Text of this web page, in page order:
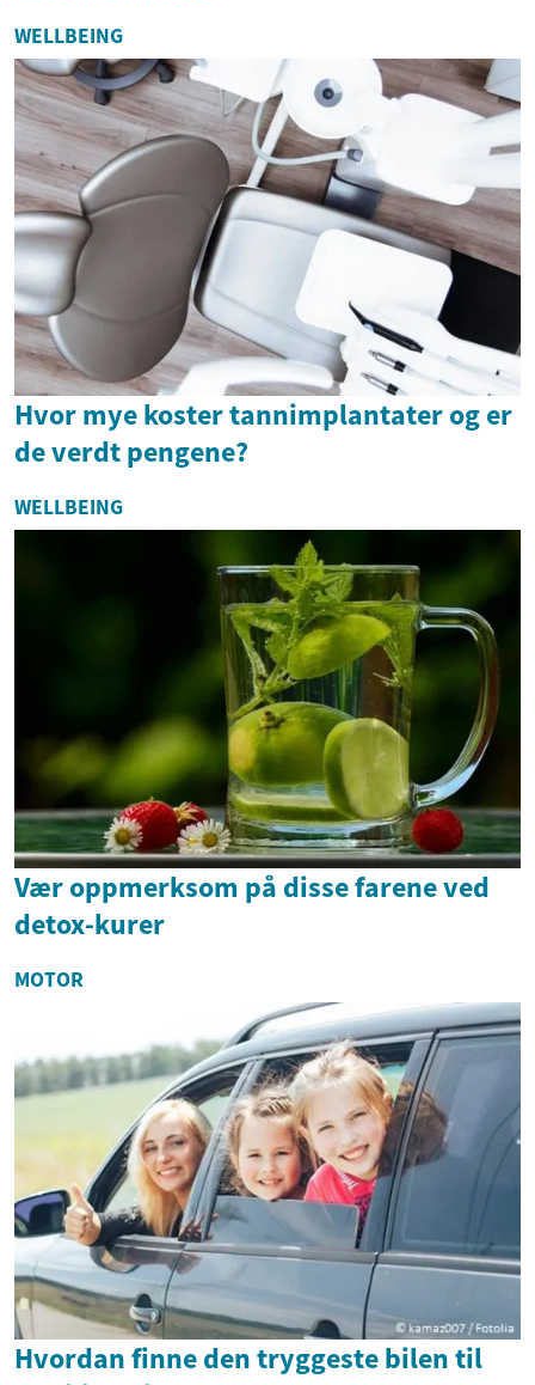
WELLBEING
Hvor mye koster tannimplantater og er
de verdt pengene?
WELLBEING
Vær oppmerksom på disse farene ved
detox-kurer
MOTOR
Hvordan finne den tryggeste bilen til